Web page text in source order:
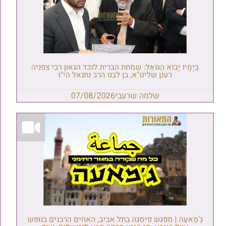
בְּיָמָיו יָבוֹא הַגּוֹאֵל: שמחת הברית לנכד הגאון רבי צפניה
רענן שליט"א, בן לבנו הרב נתנאל הי"ו
שלמה שרעבי07/08/2026
גַ'מַאעַה | מפגש פיסגה בתל אביב, האחים הרבנים בנופש